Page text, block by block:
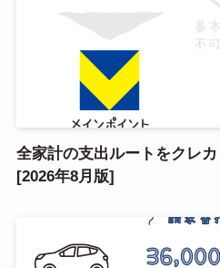
全家計の支出ルートをクレ
[2026年8月版]